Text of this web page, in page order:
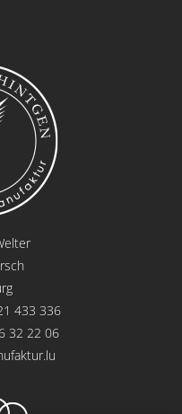
433 336
32 22 06